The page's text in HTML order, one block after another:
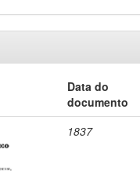
Data do
documento
1837